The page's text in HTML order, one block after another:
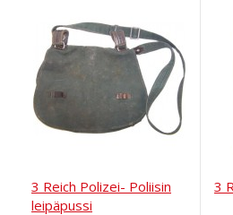
3 Reich Polizei- Poliisin
leipäpussi
3